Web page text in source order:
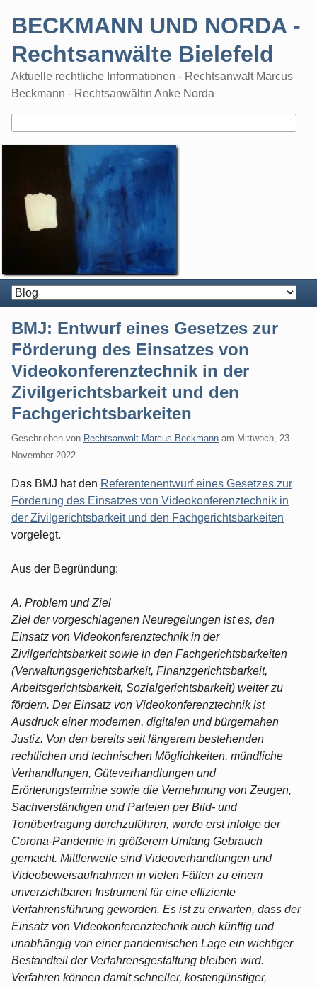
BECKMANN UND NORDA -
Rechtsanwälte Bielefeld
Aktuelle rechtliche Informationen - Rechtsanwalt Marcus
Beckmann - Rechtsanwältin Anke Norda
BMJ: Entwurf eines Gesetzes zur
Förderung des Einsatzes von
Videokonferenztechnik in der
Zivilgerichtsbarkeit und den
Fachgerichtsbarkeiten
Geschrieben von Rechtsanwalt Marcus Beckmann am Mittwoch, 23.
November 2022
Das BMJ hat den Referentenentwurf eines Gesetzes zur
Förderung des Einsatzes von Videokonferenztechnik in
der Zivilgerichtsbarkeit und den Fachgerichtsbarkeiten
vorgelegt.
Aus der Begründung:
A. Problem und Ziel
Ziel der vorgeschlagenen Neuregelungen ist es, den
Einsatz von Videokonferenztechnik in der
Zivilgerichtsbarkeit sowie in den Fachgerichtsbarkeiten
(Verwaltungsgerichtsbarkeit, Finanzgerichtsbarkeit,
Arbeitsgerichtsbarkeit, Sozialgerichtsbarkeit) weiter zu
fördern. Der Einsatz von Videokonferenztechnik ist
Ausdruck einer modernen, digitalen und bürgernahen
Justiz. Von den bereits seit längerem bestehenden
rechtlichen und technischen Möglichkeiten, mündliche
Verhandlungen, Güteverhandlungen und
Erörterungstermine sowie die Vernehmung von Zeugen,
Sachverständigen und Parteien per Bild- und
Tonübertragung durchzuführen, wurde erst infolge der
Corona-Pandemie in größerem Umfang Gebrauch
gemacht. Mittlerweile sind Videoverhandlungen und
Videobeweisaufnahmen in vielen Fällen zu einem
unverzichtbaren Instrument für eine effiziente
Verfahrensführung geworden. Es ist zu erwarten, dass der
Einsatz von Videokonferenztechnik auch künftig und
unabhängig von einer pandemischen Lage ein wichtiger
Bestandteil der Verfahrensgestaltung bleiben wird.
Verfahren können damit schneller, kostengünstiger,